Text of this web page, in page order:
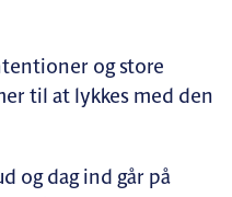
og store
til at lykkes med den
og dag ind går på